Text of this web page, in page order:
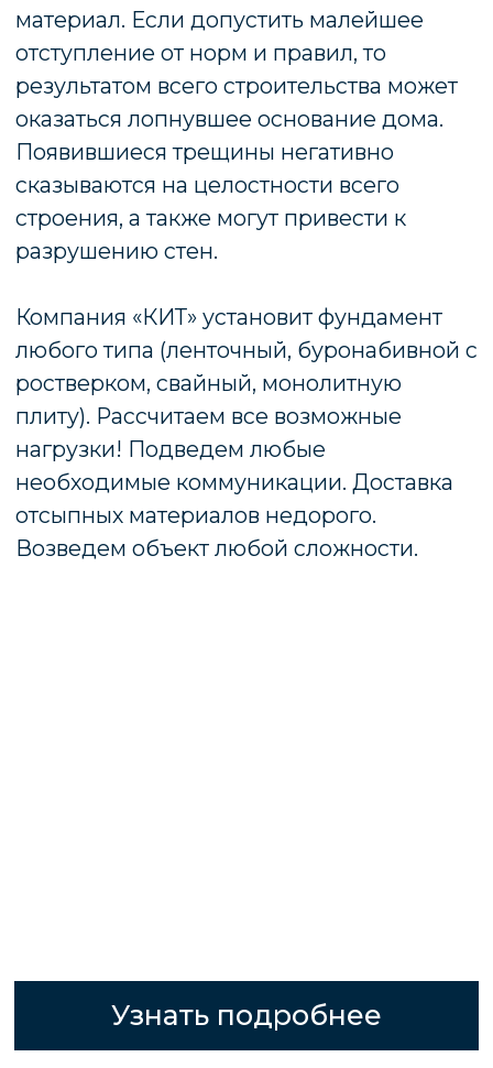
непрочно смонтированная крыша
обрушится под тяжестью выпавших
осадков. Чтобы этого не случилось, стоит
использовать только качественные
материалы и соблюдать все технологии
работ по укладке и обустройству крыш.
периодически нужно обновлять и
ухаживать за ней. Для того чтобы здание
радовало глаз и не выбивалось из общей
концепции застройки проводятся
относят реставрацию, очистку и
обработку поверхностей защитными
средствами. От того, насколько грамотно
выполнены фасадные работы, будет
зависеть не только наружный вид
сооружения, но и срок его эксплуатации.
ИПОТЕЧНУЮ ПРОГРАММУ И ПОДАСТ
ЗАЯВКУ В БАНК